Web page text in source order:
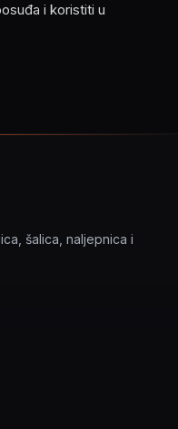
i koristiti u
šalica, naljepnica i